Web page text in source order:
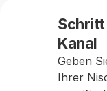
Schritt
Kanal
Geben
Ihrer